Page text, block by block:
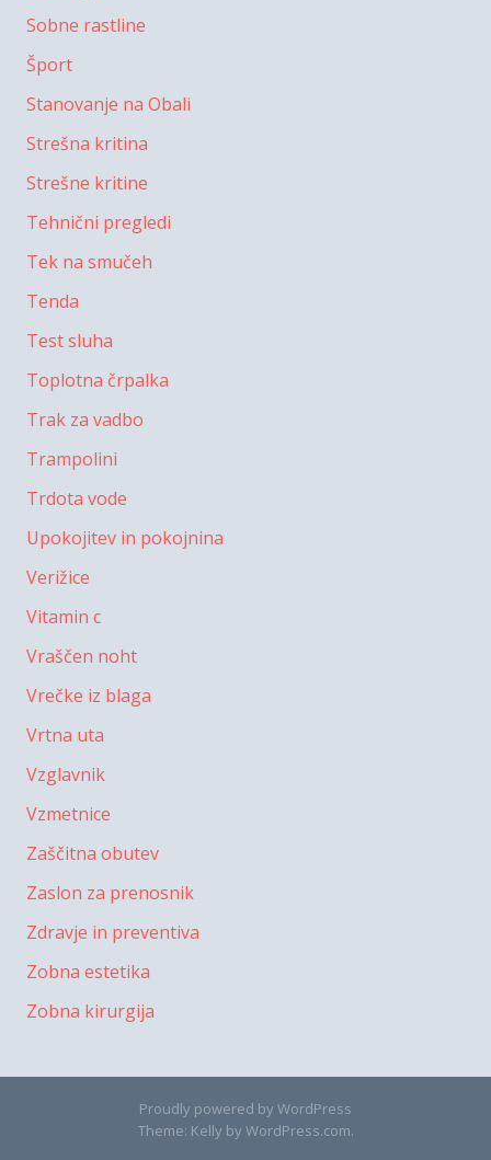
Sobne rastline
Šport
Stanovanje na Obali
Strešna kritina
Strešne kritine
Tehnični pregledi
Tek na smučeh
Tenda
Test sluha
Toplotna črpalka
Trak za vadbo
Trampolini
Trdota vode
Upokojitev in pokojnina
Verižice
Vitamin c
Vraščen noht
Vrečke iz blaga
Vrtna uta
Vzglavnik
Vzmetnice
Zaščitna obutev
Zaslon za prenosnik
Zdravje in preventiva
Zobna estetika
Zobna kirurgija
Proudly powered by WordPress
Theme: Kelly by WordPress.com.